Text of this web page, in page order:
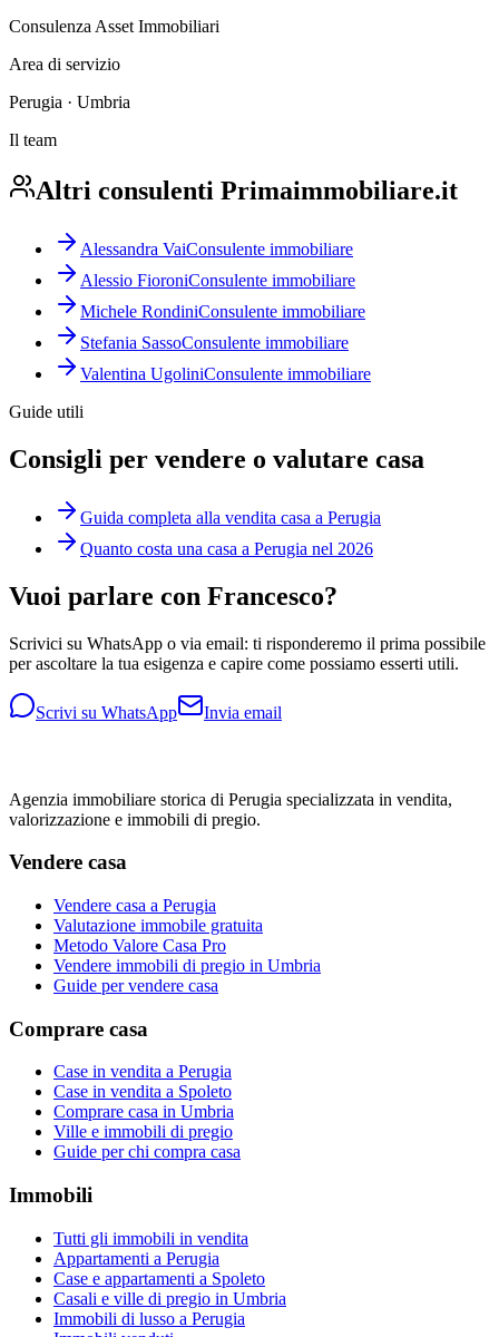
Consulenza Asset Immobiliari
Area di servizio
Perugia · Umbria
Il team
Altri consulenti Primaimmobiliare.it
Alessandra VaiConsulente immobiliare
Alessio FioroniConsulente immobiliare
Michele RondiniConsulente immobiliare
Stefania SassoConsulente immobiliare
Valentina UgoliniConsulente immobiliare
Guide utili
Consigli per vendere o valutare casa
Guida completa alla vendita casa a Perugia
Quanto costa una casa a Perugia nel 2026
Vuoi parlare con Francesco?
Scrivici su WhatsApp o via email: ti risponderemo il prima possibile
per ascoltare la tua esigenza e capire come possiamo esserti utili.
Scrivi su WhatsApp Invia email
Agenzia immobiliare storica di Perugia specializzata in vendita,
valorizzazione e immobili di pregio.
Vendere casa
Vendere casa a Perugia
Valutazione immobile gratuita
Metodo Valore Casa Pro
Vendere immobili di pregio in Umbria
Guide per vendere casa
Comprare casa
Case in vendita a Perugia
Case in vendita a Spoleto
Comprare casa in Umbria
Ville e immobili di pregio
Guide per chi compra casa
Immobili
Tutti gli immobili in vendita
Appartamenti a Perugia
Case e appartamenti a Spoleto
Casali e ville di pregio in Umbria
Immobili di lusso a Perugia